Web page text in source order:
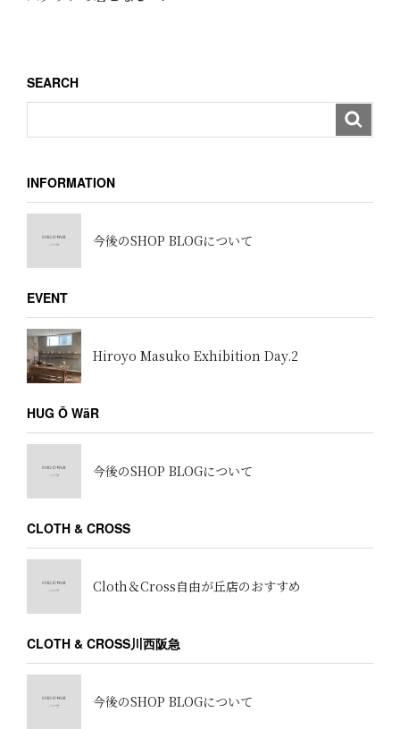
ン
SEARCH
INFORMATION
今後のSHOP BLOGについて
EVENT
Hiroyo Masuko Exhibition Day.2
HUG Ō WäR
今後のSHOP BLOGについて
CLOTH & CROSS
Cloth＆Cross自由が丘店のおすすめ
CLOTH & CROSS川西阪急
今後のSHOP BLOGについて